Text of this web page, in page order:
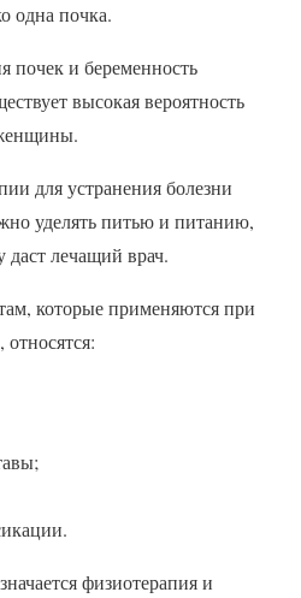
одна почка.
почек и беременность
высокая вероятность
для устранения болезни
уделять питью и питанию,
даст лечащий врач.
которые применяются при
физиотерапия и